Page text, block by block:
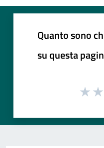
Quanto sono
su questa